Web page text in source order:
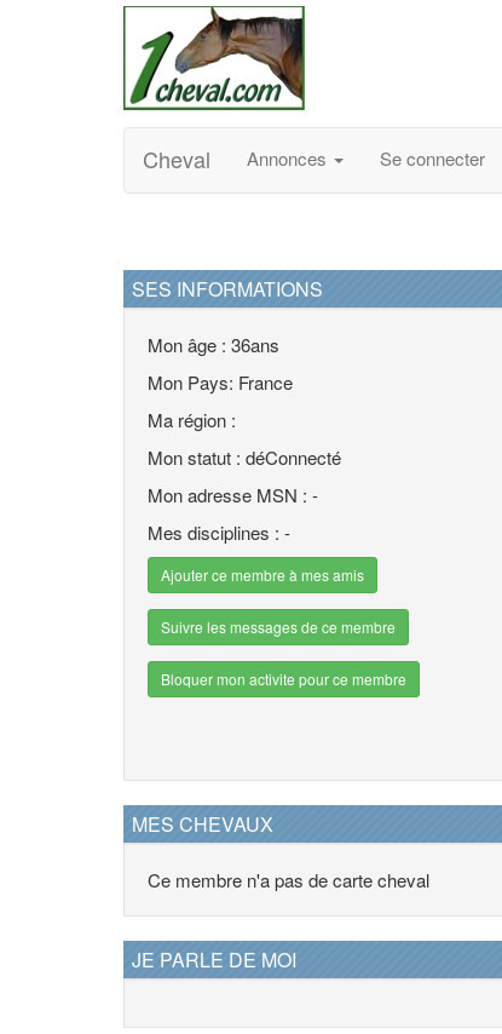
Cheval Annonces Se connecter
SES INFORMATIONS
Mon âge : 36ans
Mon Pays: France
Ma région :
Mon statut : déConnecté
Mon adresse MSN : -
Mes disciplines : -
Ajouter ce membre à mes amis
Suivre les messages de ce membre
Bloquer mon activite pour ce membre
MES CHEVAUX
Ce membre n'a pas de carte cheval
JE PARLE DE MOI